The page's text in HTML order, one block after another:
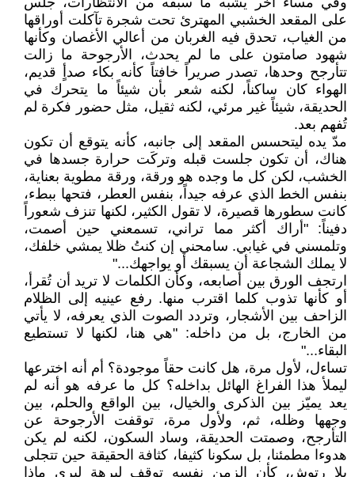
على المقعد الخشبي المهترئ تحت شجرة تآكلت أوراقها
من الغياب، تحدق فيه الغربان من أعالي الأغصان وكأنها
شهود صامتون على ما لم يحدث، الأرجوحة ما زالت
تتأرجح وحدها، تصدر صريراً خافتاً كأنه بكاء صدأٍ قديم،
الهواء كان ساكناً، لكنه شعر بأن شيئاً ما يتحرك في
الحديقة، شيئاً غير مرئي، لكنه ثقيل، مثل حضور فكرة لم
تُفهم بعد.
مدّ يده ليتحسس المقعد إلى جانبه، كأنه يتوقع أن تكون
هناك، أن تكون جلست قبله وتركَت حرارة جسدها في
الخشب، لكن كل ما وجده هو ورقة، ورقة مطوية بعناية،
بنفس الخط الذي عرفه جيداً، بنفس العطر، فتحها ببطء،
كانت سطورها قصيرة، لا تقول الكثير، لكنها تنزف شعوراً
دفيناً: "أراك أكثر مما تراني، تسمعني حين أصمت،
وتلمسني في غيابي. سامحني إن كنتُ ظلا يمشي خلفك،
لا يملك الشجاعة أن يسبقك أو يواجهك..."
ارتجف الورق بين أصابعه، وكأن الكلمات لا تريد أن تُقرأ،
أو كأنها تذوب كلما اقترب منها. رفع عينيه إلى الظلام
الزاحف بين الأشجار، وتردد الصوت الذي يعرفه، لا يأتي
من الخارج، بل من داخله: "هي هنا، لكنها لا تستطيع
البقاء..."
تساءل، لأول مرة، هل كانت حقاً موجودة؟ أم أنه اخترعها
ليملأ هذا الفراغ الهائل بداخله؟ كل ما عرفه هو أنه لم
يعد يميّز بين الذكرى والخيال، بين الواقع والحلم، بين
وجهها وظله، ثم، ولأول مرة، توقفت الأرجوحة عن
التأرجح، وصمتت الحديقة، وساد السكون، لكنه لم يكن
هدوءا مطمئنا، بل سكونا كثيفا، كثافة الحقيقة حين تتجلى
بلا رتوش، كأن الزمن نفسه توقف لبرهة ليرى ماذا